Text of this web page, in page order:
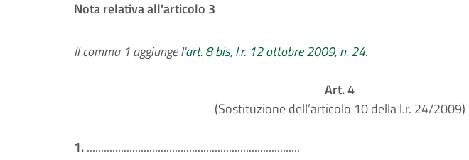
Nota relativa all'articolo 3
Il comma 1 aggiunge l'art. 8 bis, l.r. 12 ottobre 2009, n. 24.
Art. 4
(Sostituzione dell’articolo 10 della l.r. 24/2009)
1............................................................................